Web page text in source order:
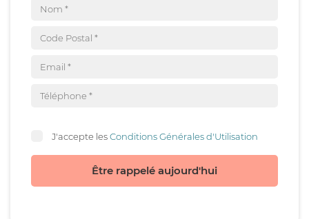
J'accepte lesConditions Générales d'Utilisation
Être rappelé aujourd'hui